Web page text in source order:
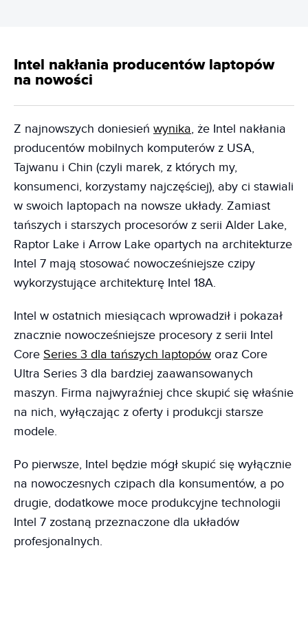
Intel nakłania producentów laptopów
na nowości
Z najnowszych doniesień wynika, że Intel nakłania
producentów mobilnych komputerów z USA,
Tajwanu i Chin (czyli marek, z których my,
konsumenci, korzystamy najczęściej), aby ci stawiali
w swoich laptopach na nowsze układy. Zamiast
tańszych i starszych procesorów z serii Alder Lake,
Raptor Lake i Arrow Lake opartych na architekturze
Intel 7 mają stosować nowocześniejsze czipy
wykorzystujące architekturę Intel 18A.
Intel w ostatnich miesiącach wprowadził i pokazał
znacznie nowocześniejsze procesory z serii Intel
Core Series 3 dla tańszych laptopów oraz Core
Ultra Series 3 dla bardziej zaawansowanych
maszyn. Firma najwyraźniej chce skupić się właśnie
na nich, wyłączając z oferty i produkcji starsze
modele.
Po pierwsze, Intel będzie mógł skupić się wyłącznie
na nowoczesnych czipach dla konsumentów, a po
drugie, dodatkowe moce produkcyjne technologii
Intel 7 zostaną przeznaczone dla układów
profesjonalnych.